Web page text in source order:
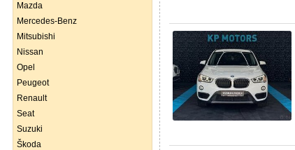
Mazda
Mercedes-Benz
Mitsubishi
Nissan
Opel
Peugeot
Renault
Seat
Suzuki
Škoda